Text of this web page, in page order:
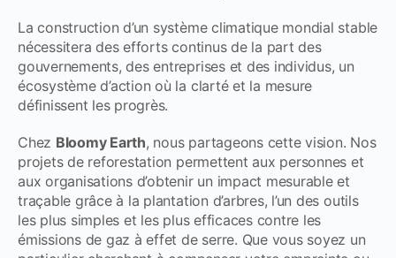
La construction d’un système climatique mondial stable
nécessitera des efforts continus de la part des
gouvernements, des entreprises et des individus, un
écosystème d’action où la clarté et la mesure
définissent les progrès.
Chez Bloomy Earth, nous partageons cette vision. Nos
projets de reforestation permettent aux personnes et
aux organisations d’obtenir un impact mesurable et
traçable grâce à la plantation d’arbres, l’un des outils
les plus simples et les plus efficaces contre les
émissions de gaz à effet de serre. Que vous soyez un